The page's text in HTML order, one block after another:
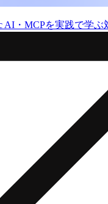
AI・MCPを実践で学